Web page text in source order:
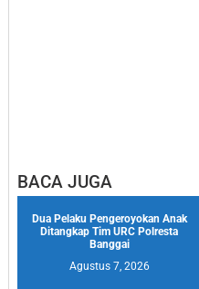
BACA JUGA
Dua Pelaku Pengeroyokan Anak
Ditangkap Tim URC Polresta
Banggai
Agustus 7, 2026